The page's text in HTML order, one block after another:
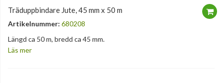
Träduppbindare Jute, 45 mm x 50 m
Artikelnummer: 680208
Längd ca 50 m, bredd ca 45 mm.
Läs mer